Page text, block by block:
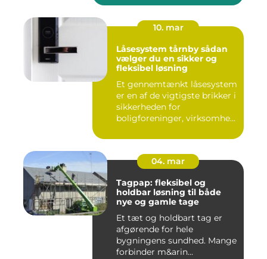
10. mar
Låsesystem tårnby sådan
vælger du en sikker og
fleksibel løsning
Et gennemtænkt låsesystem
er en af de vigtigste brikker i
sikkerheden for
boligforeninger, virksomhe...
04. mar
Tagpap: fleksibel og
holdbar løsning til både
nye og gamle tage
Et tæt og holdbart tag er
afgørende for hele
bygningens sundhed. Mange
forbinder m&arin...